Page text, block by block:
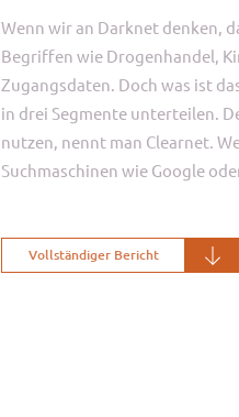
Wenn wir an Darknet denken,
Begriffen wie Drogenhandel,
Zugangsdaten. Doch was ist
in drei Segmente unterteilen.
nutzen, nennt man Clearnet.
Suchmaschinen wie Google
Vollständiger Bericht